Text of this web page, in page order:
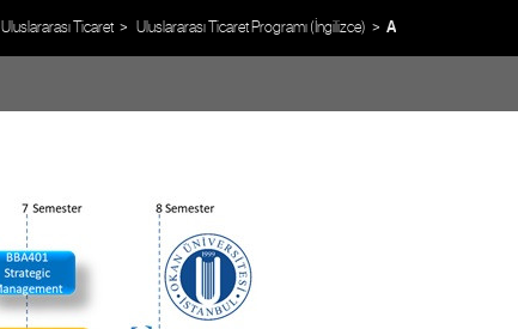
Uluslararası Ticaret Uluslararası Ticaret Programı (İngilizce) Akademik Program